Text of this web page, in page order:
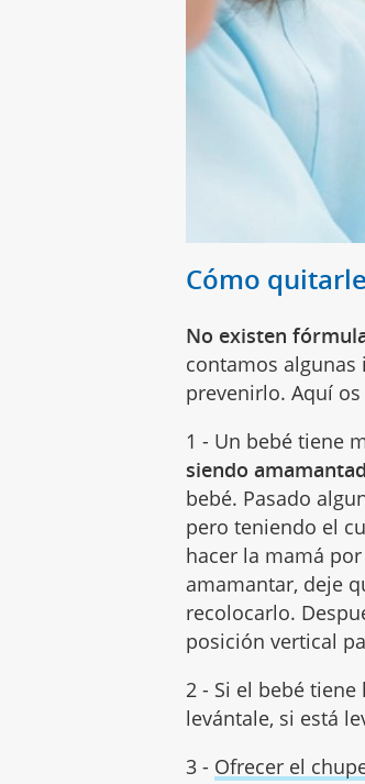
Cómo
No existen
contamos
prevenirlo. Aquí
1 - Un bebé tiene
siendo
bebé. Pasado
pero teniendo el
hacer la mamá
amamantar, deje
recolocarlo.
posición vertical
2 - Si el bebé
levántale, si está
3 - Ofrecer el